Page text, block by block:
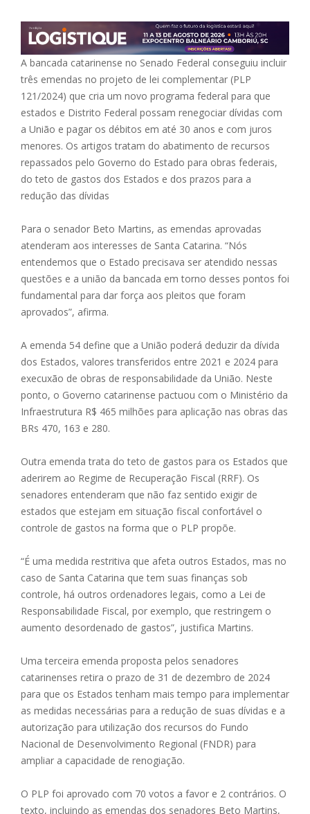
A bancada catarinense no Senado Federal conseguiu incluir
três emendas no projeto de lei complementar (PLP
121/2024) que cria um novo programa federal para que
estados e Distrito Federal possam renegociar dívidas com
a União e pagar os débitos em até 30 anos e com juros
menores. Os artigos tratam do abatimento de recursos
repassados pelo Governo do Estado para obras federais,
do teto de gastos dos Estados e dos prazos para a
redução das dívidas
Para o senador Beto Martins, as emendas aprovadas
atenderam aos interesses de Santa Catarina. “Nós
entendemos que o Estado precisava ser atendido nessas
questões e a união da bancada em torno desses pontos foi
fundamental para dar força aos pleitos que foram
aprovados”, afirma.
A emenda 54 define que a União poderá deduzir da dívida
dos Estados, valores transferidos entre 2021 e 2024 para
execuxão de obras de responsabilidade da União. Neste
ponto, o Governo catarinense pactuou com o Ministério da
Infraestrutura R$ 465 milhões para aplicação nas obras das
BRs 470, 163 e 280.
Outra emenda trata do teto de gastos para os Estados que
aderirem ao Regime de Recuperação Fiscal (RRF). Os
senadores entenderam que não faz sentido exigir de
estados que estejam em situação fiscal confortável o
controle de gastos na forma que o PLP propõe.
“É uma medida restritiva que afeta outros Estados, mas no
caso de Santa Catarina que tem suas finanças sob
controle, há outros ordenadores legais, como a Lei de
Responsabilidade Fiscal, por exemplo, que restringem o
aumento desordenado de gastos”, justifica Martins.
Uma terceira emenda proposta pelos senadores
catarinenses retira o prazo de 31 de dezembro de 2024
para que os Estados tenham mais tempo para implementar
as medidas necessárias para a redução de suas dívidas e a
autorização para utilização dos recursos do Fundo
Nacional de Desenvolvimento Regional (FNDR) para
ampliar a capacidade de renogiação.
O PLP foi aprovado com 70 votos a favor e 2 contrários. O
texto, incluindo as emendas dos senadores Beto Martins,